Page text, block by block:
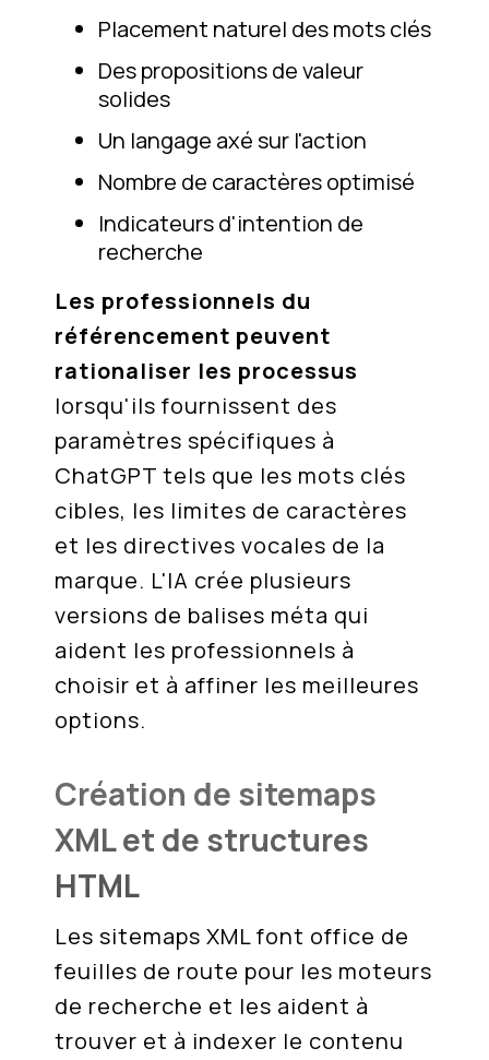
Placement naturel des mots clés
Des propositions de valeur
solides
Un langage axé sur l'action
Nombre de caractères optimisé
Indicateurs d'intention de
recherche
Les professionnels du
référencement peuvent
rationaliser les processus
lorsqu'ils fournissent des
paramètres spécifiques à
ChatGPT tels que les mots clés
cibles, les limites de caractères
et les directives vocales de la
marque. L'IA crée plusieurs
versions de balises méta qui
aident les professionnels à
choisir et à affiner les meilleures
options.
Création de sitemaps
XML et de structures
HTML
Les sitemaps XML font office de
feuilles de route pour les moteurs
de recherche et les aident à
trouver et à indexer le contenu